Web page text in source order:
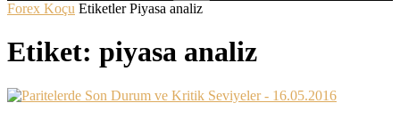
Forex Koçu Etiketler Piyasa analiz
Etiket: piyasa analiz